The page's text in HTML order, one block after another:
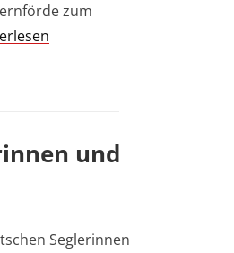
zum
und
Seglerinnen